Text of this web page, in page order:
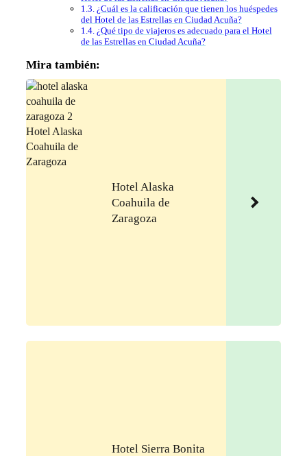
¿Cuál es la calificación que tienen los huéspedes
del Hotel de las Estrellas en Ciudad Acuña?
¿Qué tipo de viajeros es adecuado para el Hotel
de las Estrellas en Ciudad Acuña?
Mira también:
Hotel Alaska
Coahuila de
Zaragoza
Hotel Sierra Bonita